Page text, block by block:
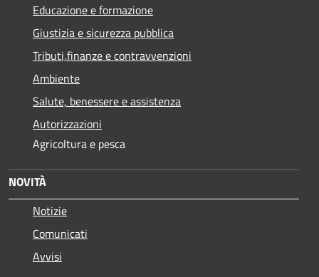
Educazione e formazione
Giustizia e sicurezza pubblica
Tributi,finanze e contravvenzioni
Ambiente
Salute, benessere e assistenza
Autorizzazioni
Agricoltura e pesca
NOVITÀ
Notizie
Comunicati
Avvisi